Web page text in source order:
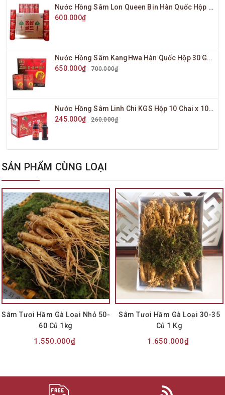
Nước Hồng Sâm Lon Queen Bin Hàn Quốc Hộp 30 Lon x 175ml
600.000₫
Nước Hồng Sâm KangHwa Hàn Quốc Hộp 30 Gói x 80ml
650.000₫
700.000₫
Nước Hồng Sâm Linh Chi KGS Hộp 10 Chai x 100ml
245.000₫
260.000₫
SẢN PHẨM CÙNG LOẠI
Sâm Tươi Hầm Gà Loại Nhỏ 50-
60 Củ 1kg
1.550.000₫
Sâm Tươi Hầm Gà Loại 30-35
Củ 1 Kg
1.650.000₫